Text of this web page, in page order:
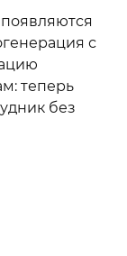
с
теперь
без